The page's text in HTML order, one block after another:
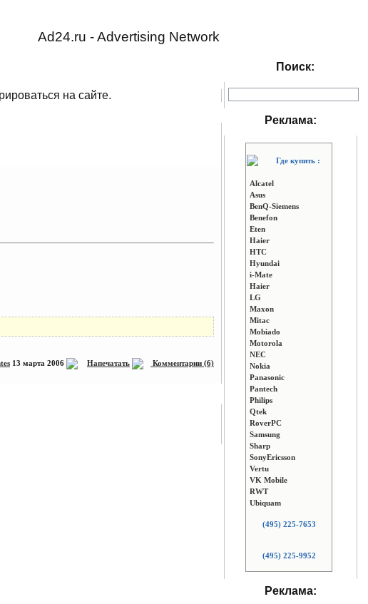
Ad24.ru - Advertising Network
на сайте.
13 марта 2006 Напечатать Комментарии (6)
Поиск:
Реклама:
Где купить :
Alcatel
Asus
BenQ-Siemens
Benefon
Eten
Haier
HTC
Hyundai
i-Mate
Haier
LG
Maxon
Mitac
Mobiado
Motorola
NEC
Nokia
Panasonic
Pantech
Philips
Qtek
RoverPC
Samsung
Sharp
SonyEricsson
Vertu
VK Mobile
RWT
Ubiquam
(495) 225-7653
(495) 225-9952
Реклама: